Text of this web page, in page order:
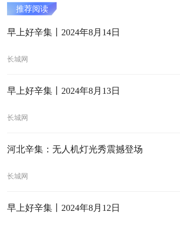
推荐阅读
早上好辛集丨2024年8月14日
长城网
早上好辛集丨2024年8月13日
长城网
河北辛集：无人机灯光秀震撼登场
长城网
早上好辛集丨2024年8月12日